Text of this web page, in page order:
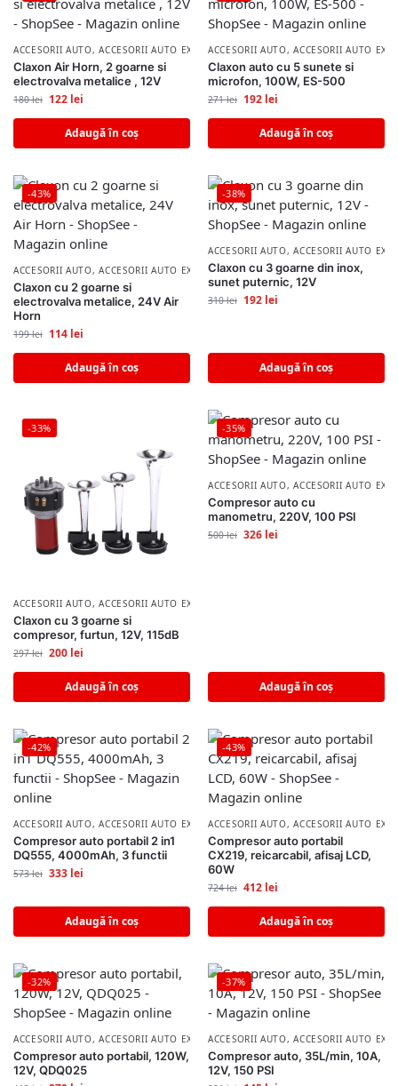
ACCESORII AUTO,ACCESORII AUTO EXTERIOR
Claxon Air Horn, 2 goarne si
electrovalva metalice , 12V
180lei 122 lei
Adaugă în coș
ACCESORII AUTO,ACCESORII AUTO
Claxon auto cu 5 sunete si
microfon, 100W, ES-500
271lei 192 lei
Adaugă în coș
-43%
ACCESORII AUTO,ACCESORII AUTO EXTERIOR
Claxon cu 2 goarne si
electrovalva metalice, 24V Air
Horn
199lei 114 lei
Adaugă în coș
-38%
ACCESORII AUTO,ACCESORII AUTO
Claxon cu 3 goarne din inox,
sunet puternic, 12V
310lei 192 lei
Adaugă în coș
-33%
ACCESORII AUTO,ACCESORII AUTO EXTERIOR
Claxon cu 3 goarne si
compresor, furtun, 12V, 115dB
297lei 200 lei
Adaugă în coș
-35%
ACCESORII AUTO,ACCESORII AUTO
Compresor auto cu
manometru, 220V, 100 PSI
500lei 326 lei
Adaugă în coș
-42%
ACCESORII AUTO,ACCESORII AUTO EXTERIOR
Compresor auto portabil 2 in1
DQ555, 4000mAh, 3 functii
573lei 333 lei
Adaugă în coș
-43%
ACCESORII AUTO,ACCESORII AUTO
Compresor auto portabil
CX219, reicarcabil, afisaj LCD,
60W
724lei 412 lei
Adaugă în coș
-32%
ACCESORII AUTO,ACCESORII AUTO EXTERIOR
Compresor auto portabil, 120W,
12V, QDQ025
-37%
ACCESORII AUTO,ACCESORII AUTO
Compresor auto, 35L/min, 10A,
12V, 150 PSI